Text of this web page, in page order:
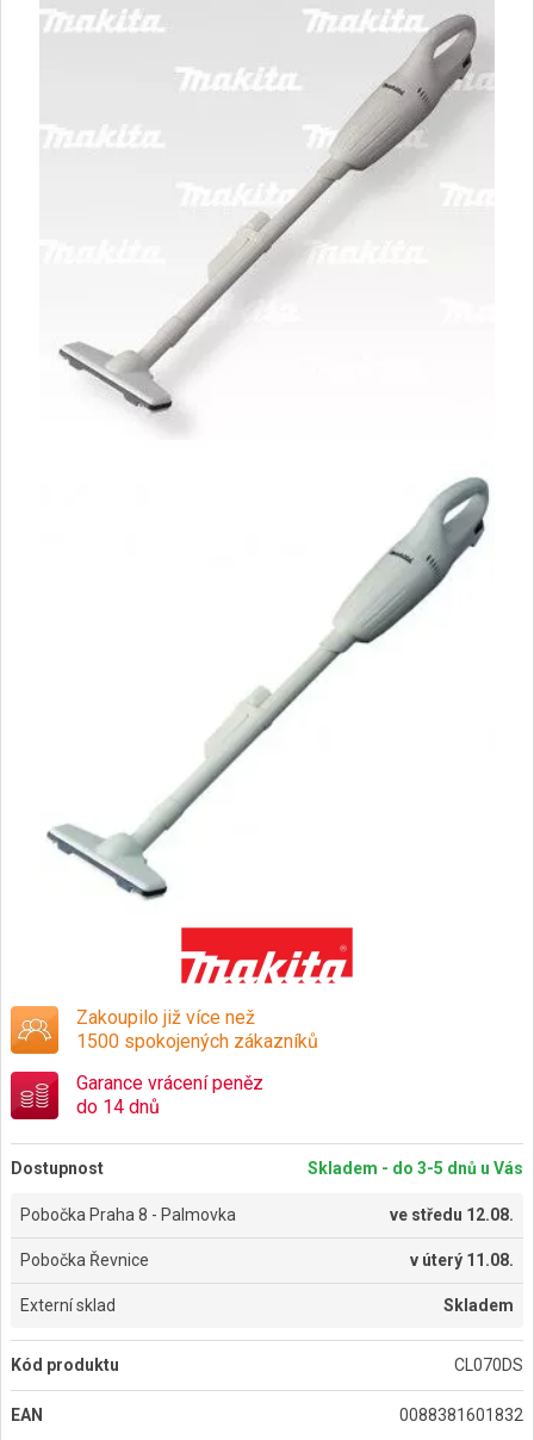
Zakoupilo již více než
1500 spokojených zákazníků
Garance vrácení peněz
do 14 dnů
Dostupnost Skladem - do 3-5 dnů u Vás
Pobočka Praha 8 - Palmovka ve středu 12.08.
Pobočka Řevnice v úterý 11.08.
Externí sklad Skladem
Kód produktu CL070DS
EAN 0088381601832